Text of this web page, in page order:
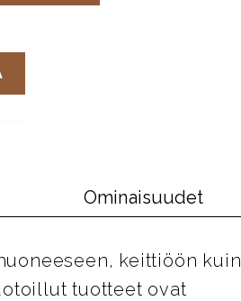
Ominaisuudet
keittiöön kuin
tuotteet ovat